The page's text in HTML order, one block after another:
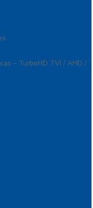
Y Portátiles
/ AHD / HD-TVI
– TurboHD TVI / AHD /